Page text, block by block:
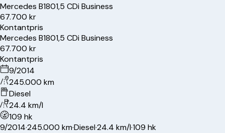
Mercedes B1801,5 CDi Business
67.700 kr
Kontantpris
Mercedes B1801,5 CDi Business
67.700 kr
Kontantpris
9/2014
245.000 km
Diesel
24.4 km/l
109 hk
9/2014·245.000 km·Diesel·24.4 km/l·109 hk